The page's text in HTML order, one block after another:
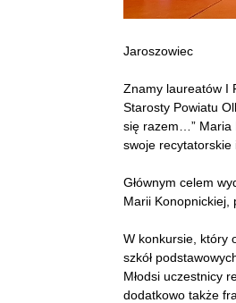
Jaroszowiec
Znamy laureatów I
Starosty Powiatu
się razem…” Maria
swoje recytatorskie
Głównym celem
Marii Konopnickiej,
W konkursie, który
szkół
Młodsi uczestnicy
dodatkowo także